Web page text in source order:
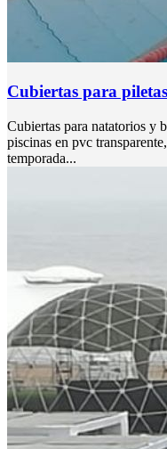
Cubiertas para piletas
Cubiertas para natatorios y
piscinas en pvc
temporada...